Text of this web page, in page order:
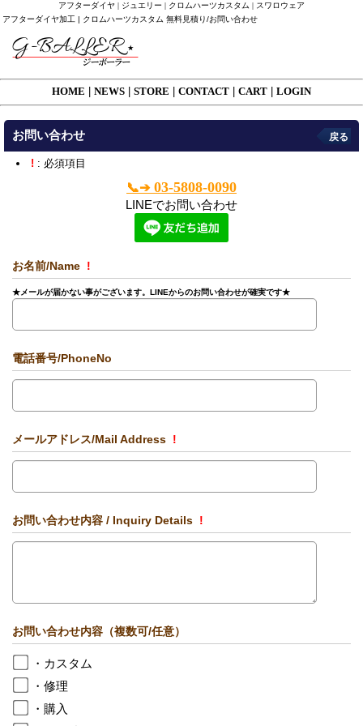
アフターダイヤ | ジュエリー | クロムハーツカスタム | スワロウェア
アフターダイヤ加工 | クロムハーツカスタム 無料見積り/お問い合わせ
HOME NEWS STORE CONTACT CART LOGIN
お問い合わせ 戻る
! : 必須項目
📞➔03-5808-0090
LINEでお問い合わせ
お名前/Name !
★メールが届かない事がございます。LINEからのお問い合わせが確実です★
電話番号/PhoneNo
メールアドレス/Mail Address !
お問い合わせ内容 / Inquiry Details !
お問い合わせ内容（複数可/任意）
・カスタム
・修理
・購入